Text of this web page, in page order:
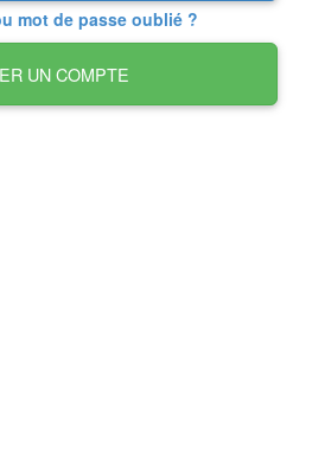
mot de passe oublié ?
UN COMPTE